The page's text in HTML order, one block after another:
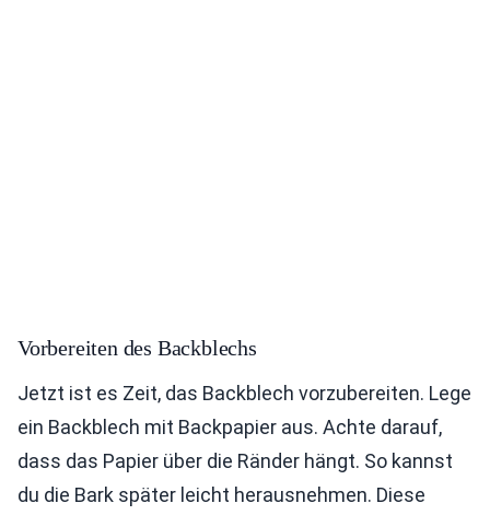
Vorbereiten des Backblechs
Jetzt ist es Zeit, das Backblech vorzubereiten. Lege
ein Backblech mit Backpapier aus. Achte darauf,
dass das Papier über die Ränder hängt. So kannst
du die Bark später leicht herausnehmen. Diese